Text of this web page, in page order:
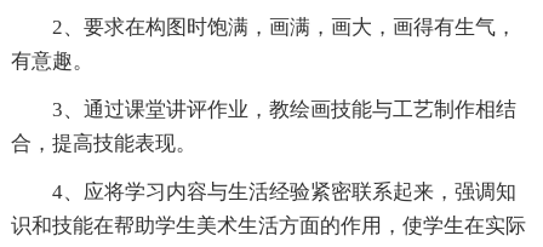
2、要求在构图时饱满，画满，画大，画得有生气，
有意趣。
3、通过课堂讲评作业，教绘画技能与工艺制作相结
合，提高技能表现。
4、应将学习内容与生活经验紧密联系起来，强调知
识和技能在帮助学生美术生活方面的作用，使学生在实际